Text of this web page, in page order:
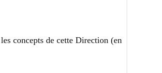
concepts de cette Direction (en